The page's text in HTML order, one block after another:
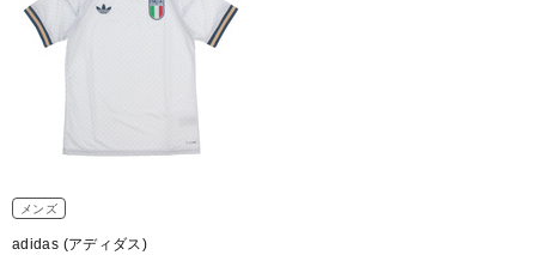
メンズ
adidas (アディダス)